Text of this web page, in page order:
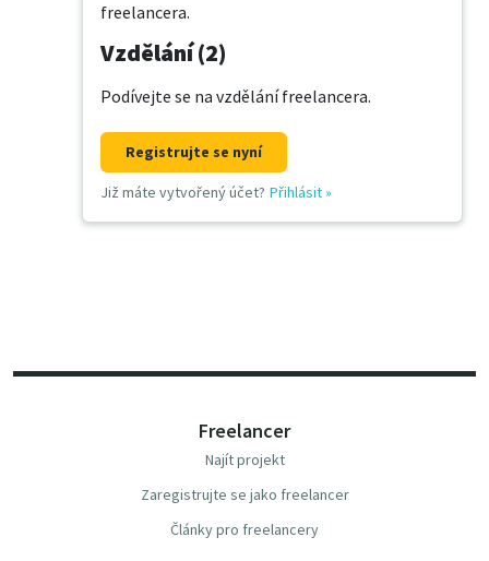
freelancera.
Vzdělání (2)
Podívejte se na vzdělání freelancera.
Registrujte se nyní
Již máte vytvořený účet? Přihlásit»
Freelancer
Najít projekt
Zaregistrujte se jako freelancer
Články pro freelancery